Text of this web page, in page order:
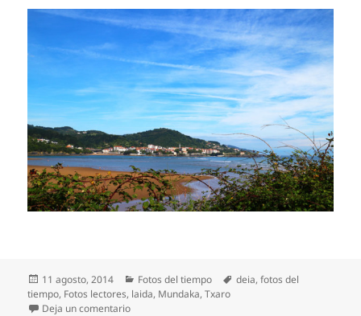
Publicado
el
11 agosto, 2014 Categorías
Fotos del tiempo Etiquetas
deia,fotos del
tiempo, Fotos lectores, laida, Mundaka,Txaro
Deja un comentarioen Una playa de Laida tranquila para pasear